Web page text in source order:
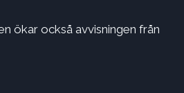
ökar också avvisningen från